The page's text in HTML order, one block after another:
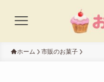
ホーム 市販のお菓子